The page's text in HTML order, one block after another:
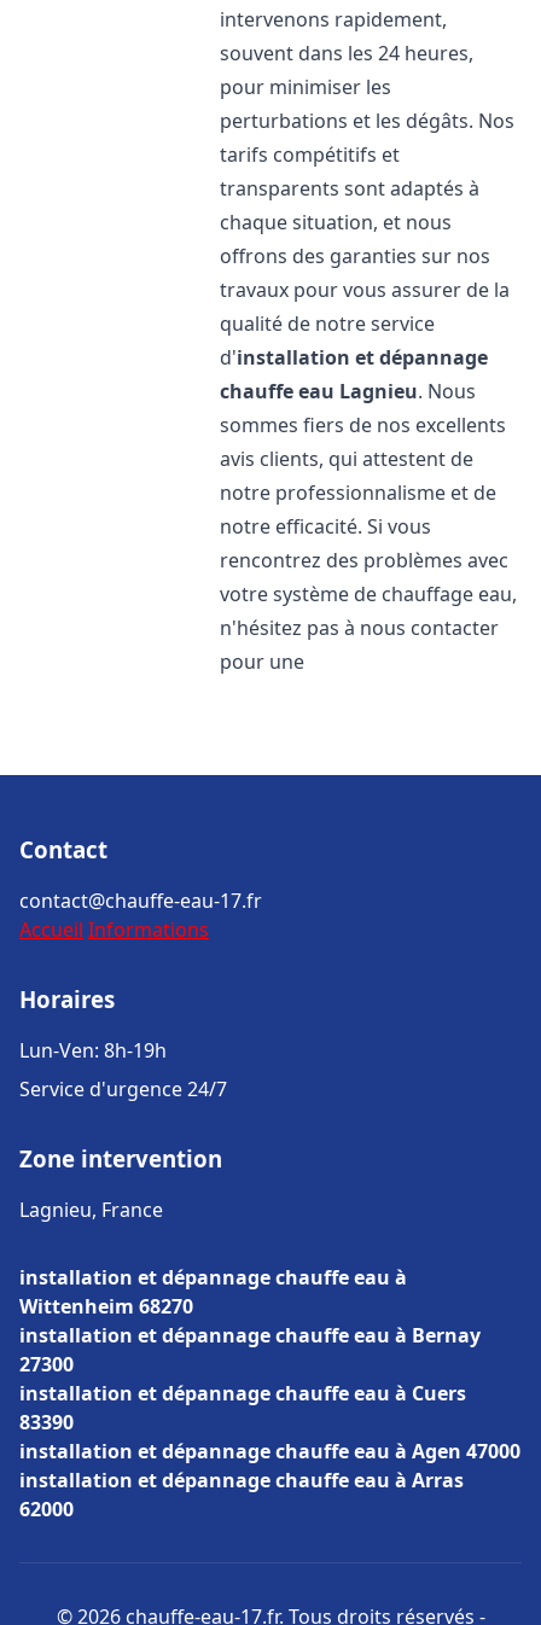
intervenons rapidement,
souvent dans les 24 heures,
pour minimiser les
perturbations et les dégâts. Nos
tarifs compétitifs et
transparents sont adaptés à
chaque situation, et nous
offrons des garanties sur nos
travaux pour vous assurer de la
qualité de notre service
d'installation et dépannage
chauffe eau Lagnieu. Nous
sommes fiers de nos excellents
avis clients, qui attestent de
notre professionnalisme et de
notre efficacité. Si vous
rencontrez des problèmes avec
votre système de chauffage eau,
n'hésitez pas à nous contacter
pour une
Contact
contact@chauffe-eau-17.fr
Accueil Informations
Horaires
Lun-Ven: 8h-19h
Service d'urgence 24/7
Zone intervention
Lagnieu, France
installation et dépannage chauffe eau à
Wittenheim 68270
installation et dépannage chauffe eau à Bernay
27300
installation et dépannage chauffe eau à Cuers
83390
installation et dépannage chauffe eau à Agen 47000
installation et dépannage chauffe eau à Arras
62000
© 2026 chauffe-eau-17.fr. Tous droits réservés -